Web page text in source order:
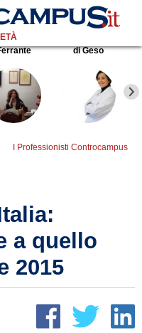
di Geso
I Professionisti Controcampus
a quello
2015